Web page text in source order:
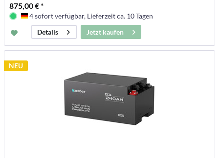
875,00 € *
Deutschland
4 sofort verfügbar, Lieferzeit ca. 10 Tagen
Details
Jetzt kaufen
NEU